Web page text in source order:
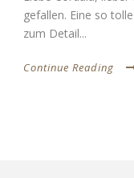
gefallen. Eine so
zum Detail...
Continue Reading